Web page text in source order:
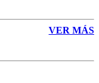
VER MÁS